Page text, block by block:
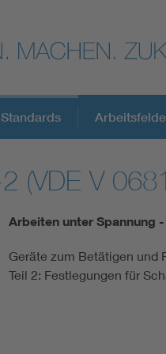
DKE
(VDE V
Arbeiten unter Spannung -
Geräte zum Betätigen und
Teil 2: Festlegungen für